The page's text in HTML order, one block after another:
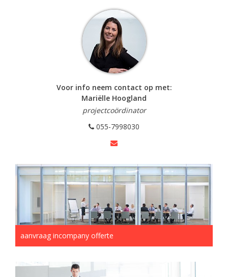
Voor info neem contact op met:
Mariëlle Hoogland
projectcoördinator
055-7998030
aanvraag incompany offerte